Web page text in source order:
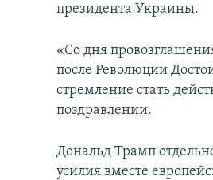
президента Украины.
«Со дня
после Революции
стремление стать
поздравлении.
Дональд Трамп
усилия вместе